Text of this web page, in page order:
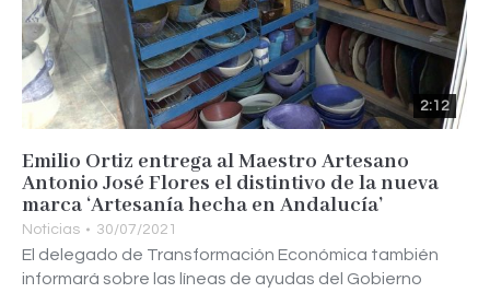
2:12
Emilio Ortiz entrega al Maestro Artesano
Antonio José Flores el distintivo de la nueva
marca ‘Artesanía hecha en Andalucía’
Noticias 30/07/2021
El delegado de Transformación Económica también
informará sobre las líneas de ayudas del Gobierno